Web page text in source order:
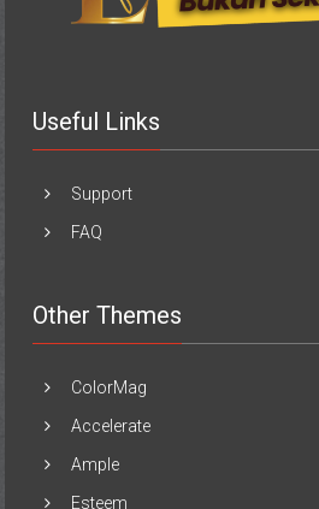
Useful Links
Support
FAQ
Other Themes
ColorMag
Accelerate
Ample
Esteem